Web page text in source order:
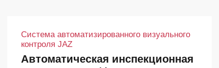
Система автоматизированного визуального
контроля JAZ
Автоматическая инспекционная